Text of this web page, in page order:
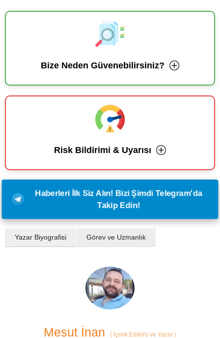
Bize Neden Güvenebilirsiniz?
Risk Bildirimi & Uyarısı
Haberleri İlk Siz Alın! Bizi Şimdi Telegram'da
Takip Edin!
Yazar Biyografisi Görev ve Uzmanlık
Mesut İnan ( İçerik Editörü ve Yazar )